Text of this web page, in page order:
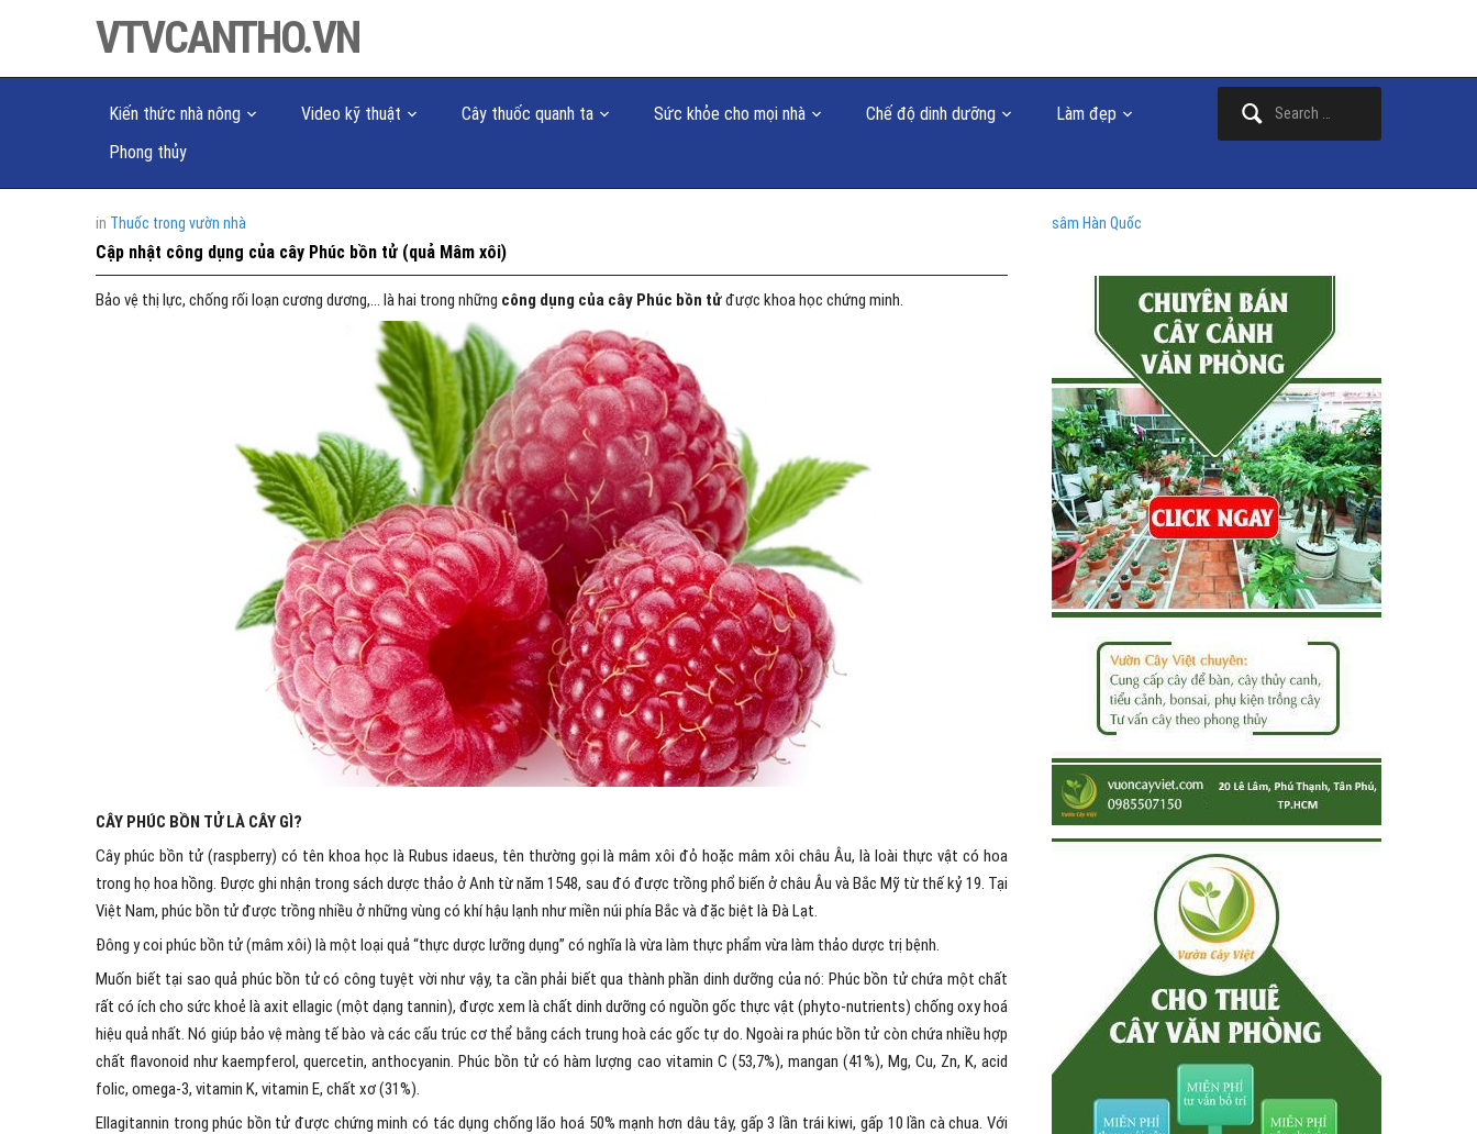
VTVCANTHO.VN
Kiến thức nhà nông Video kỹ thuật Cây thuốc quanh ta Sức khỏe cho mọi nhà Chế độ dinh dưỡng
Làm đẹp
Phong thủy
in Thuốc trong vườn nhà
Cập nhật công dụng của cây Phúc bồn tử (quả Mâm xôi)
Bảo vệ thị lực, chống rối loạn cương dương,… là hai trong những công dụng của cây Phúc bồn tửđược khoa học chứng minh.
CÂY PHÚC BỒN TỬ LÀ CÂY GÌ?
Cây phúc bồn tử (raspberry) có tên khoa học là Rubus idaeus, tên thường gọi là mâm xôi đỏ hoặc mâm xôi châu Âu, là loài thực vật có hoa
trong họ hoa hồng. Được ghi nhận trong sách dược thảo ở Anh từ năm 1548, sau đó được trồng phổ biến ở châu Âu và Bắc Mỹ từ thế kỷ 19. Tại
Việt Nam, phúc bồn tử được trồng nhiều ở những vùng có khí hậu lạnh như miền núi phía Bắc và đặc biệt là Đà Lạt.
Đông y coi phúc bồn tử (mâm xôi) là một loại quả “thực dược lưỡng dụng” có nghĩa là vừa làm thực phẩm vừa làm thảo dược trị bệnh.
Muốn biết tại sao quả phúc bồn tử có công tuyệt vời như vậy, ta cần phải biết qua thành phần dinh dưỡng của nó: Phúc bồn tử chứa một chất
rất có ích cho sức khoẻ là axit ellagic (một dạng tannin), được xem là chất dinh dưỡng có nguồn gốc thực vật (phyto-nutrients) chống oxy hoá
hiệu quả nhất. Nó giúp bảo vệ màng tế bào và các cấu trúc cơ thể bằng cách trung hoà các gốc tự do. Ngoài ra phúc bồn tử còn chứa nhiều hợp
chất flavonoid như kaempferol, quercetin, anthocyanin. Phúc bồn tử có hàm lượng cao vitamin C (53,7%), mangan (41%), Mg, Cu, Zn, K, acid
folic, omega-3, vitamin K, vitamin E, chất xơ (31%).
Ellagitannin trong phúc bồn tử được chứng minh có tác dụng chống lão hoá 50% mạnh hơn dâu tây, gấp 3 lần trái kiwi, gấp 10 lần cà chua. Với
sâm Hàn Quốc